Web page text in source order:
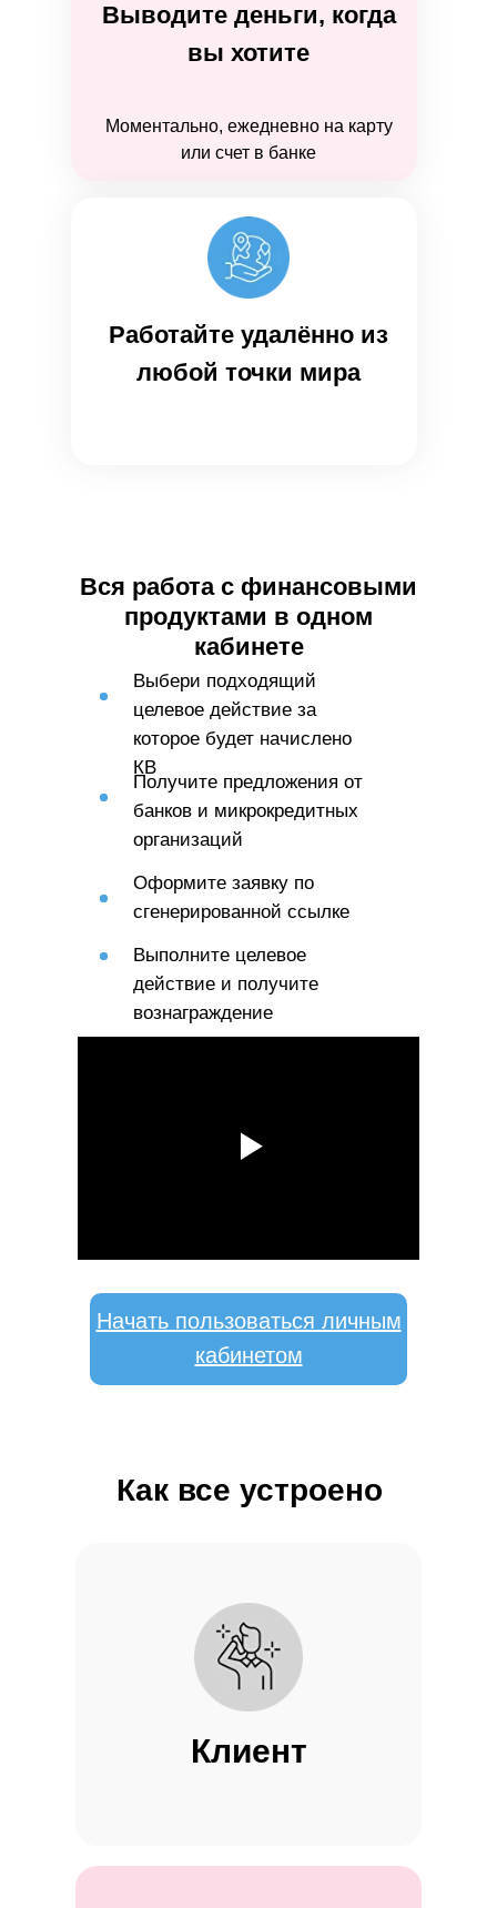
Выводите деньги, когда
вы хотите
Моментально, ежедневно на карту
или счет в банке
Работайте удалённо из
любой точки мира
Вся работа с финансовыми
продуктами в одном
кабинете
Выбери подходящий
целевое действие за
которое будет начислено
КВ
Получите предложения от
банков и микрокредитных
организаций
Оформите заявку по
сгенерированной ссылке
Выполните целевое
действие и получите
вознаграждение
Начать пользоваться личным
кабинетом
Как все устроено
Клиент